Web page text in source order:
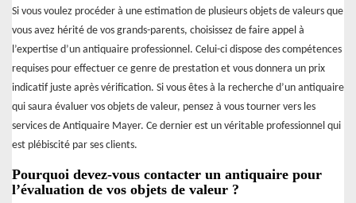
Si vous voulez procéder à une estimation de plusieurs objets de valeurs que
vous avez hérité de vos grands-parents, choisissez de faire appel à
l’expertise d’un antiquaire professionnel. Celui-ci dispose des compétences
requises pour effectuer ce genre de prestation et vous donnera un prix
indicatif juste après vérification. Si vous êtes à la recherche d’un antiquaire
qui saura évaluer vos objets de valeur, pensez à vous tourner vers les
services de Antiquaire Mayer. Ce dernier est un véritable professionnel qui
est plébiscité par ses clients.
Pourquoi devez-vous contacter un antiquaire pour
l’évaluation de vos objets de valeur ?